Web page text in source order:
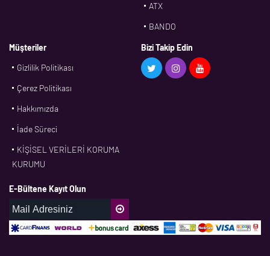
ATX
BANDO
BMS
CDF
DPH
Müşteriler
Gizlilik Politikası
Çerez Politikası
Hakkımızda
İade Süreci
KİŞİSEL VERİLERİ KORUMA
KURUMU
Bizi Takip Edin
E-Bültene Kayıt Olun